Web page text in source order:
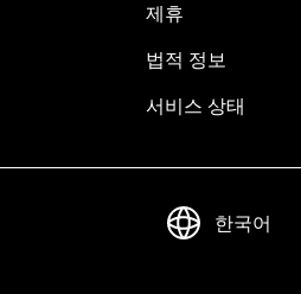
제휴
법적 정보
서비스 상태